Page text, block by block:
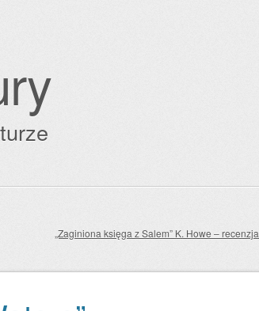
„Zaginiona księga z Salem” K. Howe – recenzja